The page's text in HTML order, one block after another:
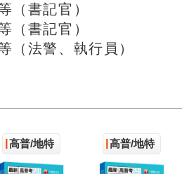
書記官）
書記官）
法警、執行員）
高普/地特 高普/地特